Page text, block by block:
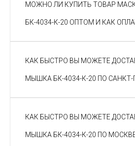
МОЖНО ЛИ КУПИТЬ ТОВАР
БК-4034-К-20 ОПТОМ И КАК
КАК БЫСТРО ВЫ МОЖЕТЕ
МЫШКА БК-4034-К-20 ПО САНКТ-
КАК БЫСТРО ВЫ МОЖЕТЕ
МЫШКА БК-4034-К-20 ПО